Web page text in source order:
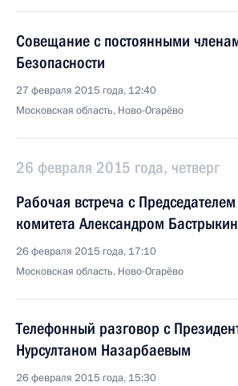
Совещание с постоянными
Безопасности
27 февраля 2015 года, 12:40
Московская область, Ново-Огарёво
26 февраля 2015 года, четверг
Рабочая встреча с
комитета Александром
26 февраля 2015 года, 17:10
Московская область, Ново-Огарёво
Телефонный разговор с
Нурсултаном Назарбаевым
26 февраля 2015 года, 15:30